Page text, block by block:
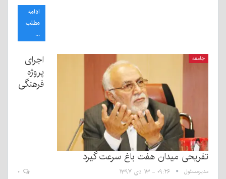
ادامه
مطلب
...
جامعه
اجرای
پروژه
فرهنگی
تفریحی میدان هفت باغ سرعت گیرد
مدیرمسئول ۰۹:۲۶ - ۱۳ دی ۱۳۹۷